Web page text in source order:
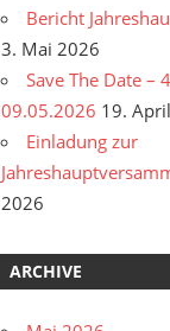
Bericht
3. Mai 2026
Save The Date –
09.05.2026 19.
Einladung zur
2026
ARCHIVE